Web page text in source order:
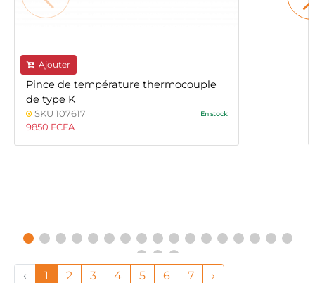
Ajouter
Pince de température thermocouple
de type K
SKU 107617 En stock
9850 FCFA
‹ 1 2 3 4 5 6 7 ›